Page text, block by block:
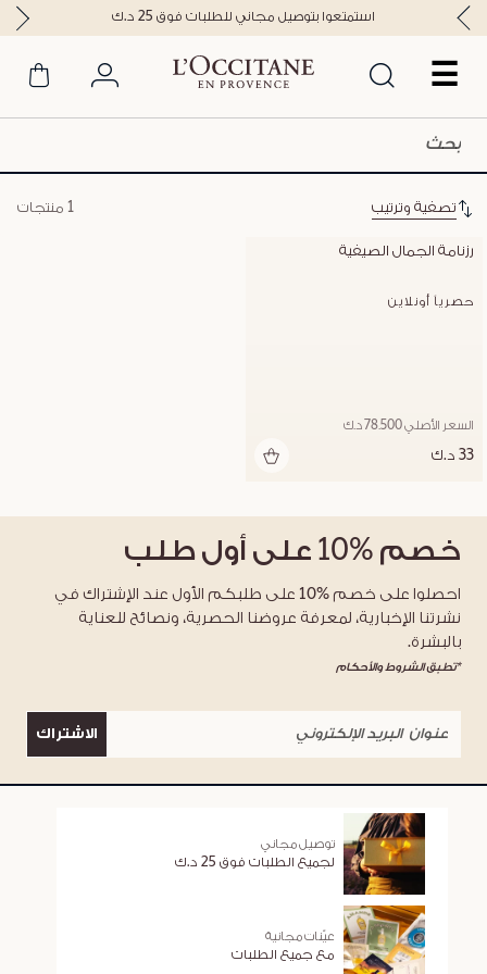
☰
استمتعوا بتوصيل مجاني للطلبات فوق 25 د.ك
تصفية وترتيب 1 منتجات
رزنامة الجمال الصيفية
حصرياً أونلاين
33 د.ك
السعر الأصلي 78.500 د.ك
خصم %10 على أول طلب
احصلوا على خصم %10 على طلبكم الأول عند الإشتراك في
نشرتنا الإخبارية، لمعرفة عروضنا الحصرية، ونصائح للعناية
بالبشرة.
*تطبق الشروط والأحكام
الاشتراك
توصيل مجاني
لجميع الطلبات فوق 25 د.ك
عيّنات مجانية
مع جميع الطلبات